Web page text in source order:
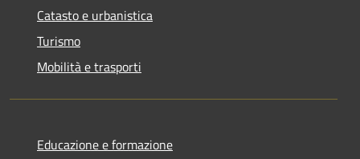
Catasto e urbanistica
Turismo
Mobilità e trasporti
Educazione e formazione